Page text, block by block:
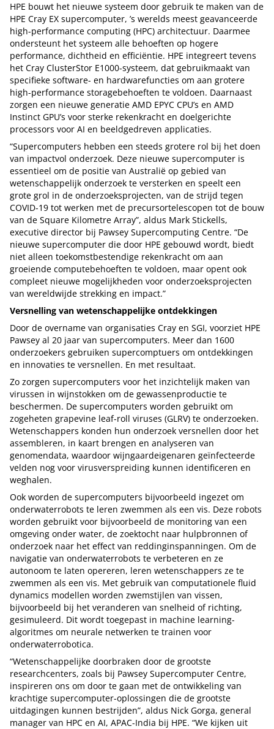
HPE bouwt het nieuwe systeem door gebruik te maken van de
HPE Cray EX supercomputer, ’s werelds meest geavanceerde
high-performance computing (HPC) architectuur. Daarmee
ondersteunt het systeem alle behoeften op hogere
performance, dichtheid en efficiëntie. HPE integreert tevens
het Cray ClusterStor E1000-systeem, dat gebruikmaakt van
specifieke software- en hardwarefuncties om aan grotere
high-performance storagebehoeften te voldoen. Daarnaast
zorgen een nieuwe generatie AMD EPYC CPU’s en AMD
Instinct GPU’s voor sterke rekenkracht en doelgerichte
processors voor AI en beeldgedreven applicaties.
“Supercomputers hebben een steeds grotere rol bij het doen
van impactvol onderzoek. Deze nieuwe supercomputer is
essentieel om de positie van Australië op gebied van
wetenschappelijk onderzoek te versterken en speelt een
grote grol in de onderzoeksprojecten, van de strijd tegen
COVID-19 tot werken met de precursortelescopen tot de bouw
van de Square Kilometre Array”, aldus Mark Stickells,
executive director bij Pawsey Supercomputing Centre. “De
nieuwe supercomputer die door HPE gebouwd wordt, biedt
niet alleen toekomstbestendige rekenkracht om aan
groeiende computebehoeften te voldoen, maar opent ook
compleet nieuwe mogelijkheden voor onderzoeksprojecten
van wereldwijde strekking en impact.”
Versnelling van wetenschappelijke ontdekkingen
Door de overname van organisaties Cray en SGI, voorziet HPE
Pawsey al 20 jaar van supercomputers. Meer dan 1600
onderzoekers gebruiken supercomptuers om ontdekkingen
en innovaties te versnellen. En met resultaat.
Zo zorgen supercomputers voor het inzichtelijk maken van
virussen in wijnstokken om de gewassenproductie te
beschermen. De supercomputers worden gebruikt om
zogeheten grapevine leaf-roll viruses (GLRV) te onderzoeken.
Wetenschappers konden hun onderzoek versnellen door het
assembleren, in kaart brengen en analyseren van
genomendata, waardoor wijngaardeigenaren geïnfecteerde
velden nog voor virusverspreiding kunnen identificeren en
weghalen.
Ook worden de supercomputers bijvoorbeeld ingezet om
onderwaterrobots te leren zwemmen als een vis. Deze robots
worden gebruikt voor bijvoorbeeld de monitoring van een
omgeving onder water, de zoektocht naar hulpbronnen of
onderzoek naar het effect van reddinginspanningen. Om de
navigatie van onderwaterrobots te verbeteren en ze
autonoom te laten opereren, leren wetenschappers ze te
zwemmen als een vis. Met gebruik van computationele fluid
dynamics modellen worden zwemstijlen van vissen,
bijvoorbeeld bij het veranderen van snelheid of richting,
gesimuleerd. Dit wordt toegepast in machine learning-
algoritmes om neurale netwerken te trainen voor
onderwaterrobotica.
“Wetenschappelijke doorbraken door de grootste
researchcenters, zoals bij Pawsey Supercomputer Centre,
inspireren ons om door te gaan met de ontwikkeling van
krachtige supercomputer-oplossingen die de grootste
uitdagingen kunnen bestrijden”, aldus Nick Gorga, general
manager van HPC en AI, APAC-India bij HPE. “We kijken uit